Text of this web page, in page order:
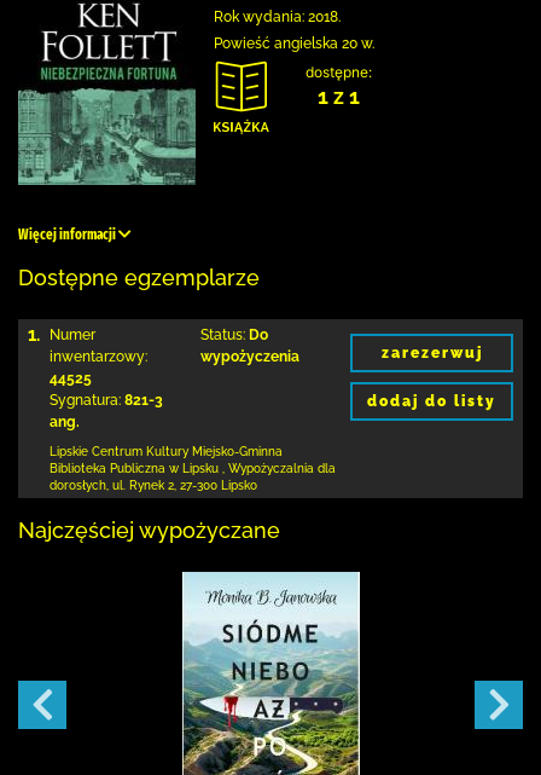
Rok wydania: 2018.
Powieść angielska 20 w.
dostępne:
1 z 1
Więcej informacji
Dostępne egzemplarze
1.
Numer
inwentarzowy:
44525
Sygnatura: 821-3
ang.
Status: Do
wypożyczenia
Lipskie Centrum Kultury Miejsko-Gminna
Biblioteka Publiczna w Lipsku
Wypożyczalnia dla
dorosłych, ul. Rynek 2 27-300 Lipsko
zarezerwuj
dodaj do listy
Najczęściej wypożyczane